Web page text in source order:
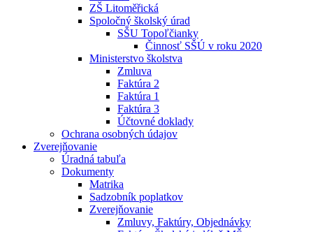
ZŠ Litoměřická
Spoločný školský úrad
SŠU Topoľčianky
Činnosť SŠÚ v roku 2020
Ministerstvo školstva
Zmluva
Faktúra 2
Faktúra 1
Faktúra 3
Účtovné doklady
Ochrana osobných údajov
Zverejňovanie
Úradná tabuľa
Dokumenty
Matrika
Sadzobník poplatkov
Zverejňovanie
Zmluvy, Faktúry, Objednávky